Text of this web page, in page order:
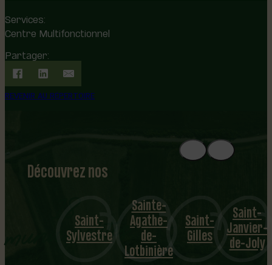
Services:
Centre Multifonctionnel
Partager:
REVENIR AU RÉPERTOIRE
Découvrez nos
1
8
mu
nicipalités
Sylvestre
Agathe-
de-
Lotbinière
Saint-
Gilles
Saint-
Janvier-
de-Joly de-